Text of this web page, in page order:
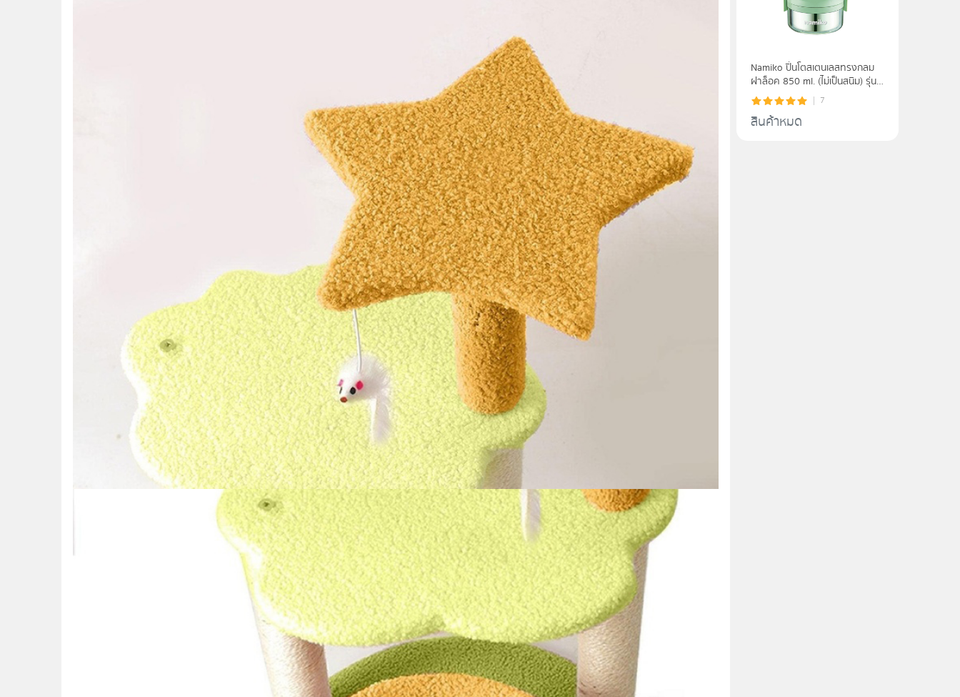
Namiko ปิ่นโตสเตนเลสทรงกลม
ฝาล็อค 850 ml. (ไม่เป็นสนิม) รุ่น
#6584
7
สินค้าหมด